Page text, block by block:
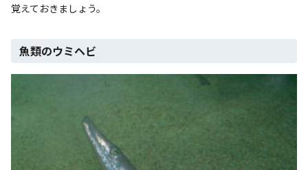
覚えておきましょう。
魚類のウミヘビ